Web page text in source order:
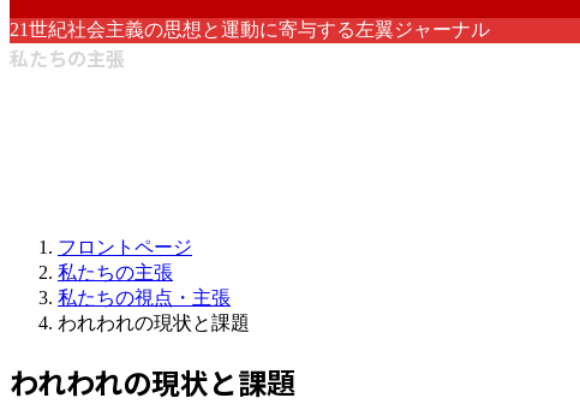
21世紀社会主義の思想と運動に寄与する左翼ジャーナル
私たちの主張
フロントページ
私たちの主張
私たちの視点・主張
われわれの現状と課題
われわれの現状と課題